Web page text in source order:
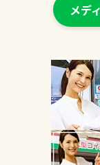
メデ